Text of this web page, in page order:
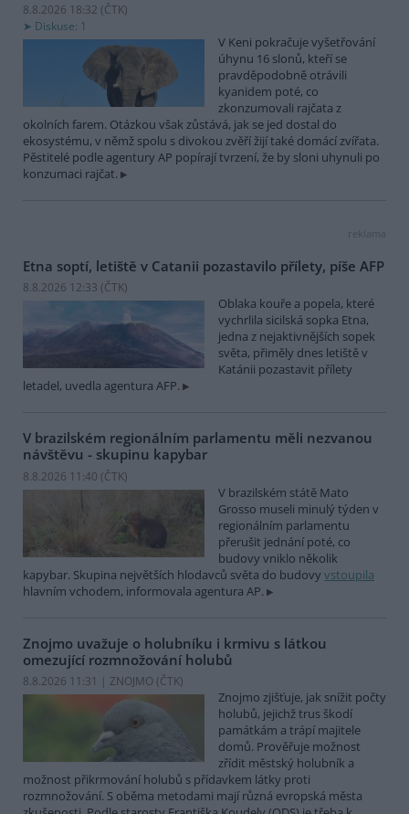
8.8.2026 18:32 (ČTK)
Diskuse: 1
V Keni pokračuje vyšetřování
úhynu 16 slonů, kteří se
pravděpodobně otrávili
kyanidem poté, co
zkonzumovali rajčata z
okolních farem. Otázkou však zůstává, jak se jed dostal do
ekosystému, v němž spolu s divokou zvěří žijí také domácí zvířata.
Pěstitelé podle agentury AP popírají tvrzení, že by sloni uhynuli po
konzumaci rajčat.
reklama
Etna soptí, letiště v Catanii pozastavilo přílety, píše AFP
8.8.2026 12:33 (ČTK)
Oblaka kouře a popela, které
vychrlila sicilská sopka Etna,
jedna z nejaktivnějších sopek
světa, přiměly dnes letiště v
Katánii pozastavit přílety
letadel, uvedla agentura AFP.
V brazilském regionálním parlamentu měli nezvanou
návštěvu - skupinu kapybar
8.8.2026 11:40 (ČTK)
V brazilském státě Mato
Grosso museli minulý týden v
regionálním parlamentu
přerušit jednání poté, co
budovy vniklo několik
kapybar. Skupina největších hlodavců světa do budovy vstoupila
hlavním vchodem, informovala agentura AP.
Znojmo uvažuje o holubníku i krmivu s látkou
omezující rozmnožování holubů
8.8.2026 11:31 | ZNOJMO (ČTK)
Znojmo zjišťuje, jak snížit počty
holubů, jejichž trus škodí
památkám a trápí majitele
domů. Prověřuje možnost
zřídit městský holubník a
možnost přikrmování holubů s přídavkem látky proti
rozmnožování. S oběma metodami mají různá evropská města